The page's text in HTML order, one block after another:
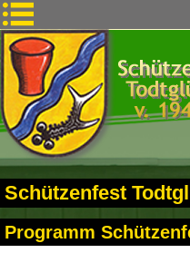
Schützenfest
Programm